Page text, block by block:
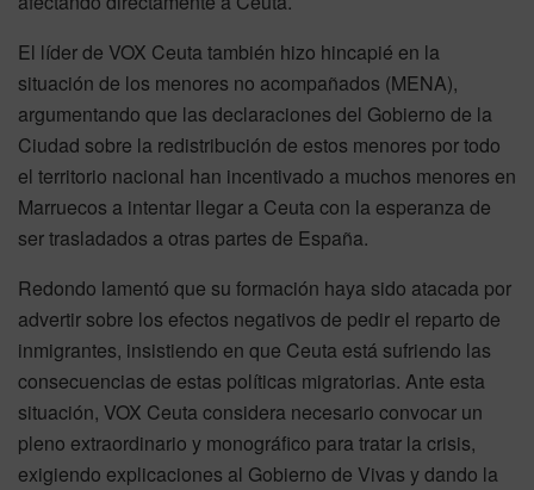
El líder de VOX Ceuta también hizo hincapié en la
situación de los menores no acompañados (MENA),
argumentando que las declaraciones del Gobierno de la
Ciudad sobre la redistribución de estos menores por todo
el territorio nacional han incentivado a muchos menores en
Marruecos a intentar llegar a Ceuta con la esperanza de
ser trasladados a otras partes de España.
Redondo lamentó que su formación haya sido atacada por
advertir sobre los efectos negativos de pedir el reparto de
inmigrantes, insistiendo en que Ceuta está sufriendo las
consecuencias de estas políticas migratorias. Ante esta
situación, VOX Ceuta considera necesario convocar un
pleno extraordinario y monográfico para tratar la crisis,
exigiendo explicaciones al Gobierno de Vivas y dando la